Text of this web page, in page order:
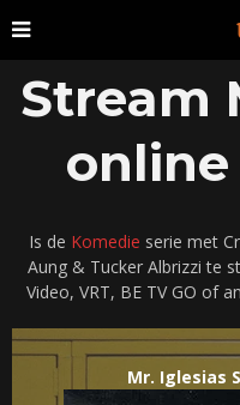
Stream
Is de Komedie serie met
Aung & Tucker Albrizzi te
Video, VRT, BE TV GO of
Mr. Iglesias